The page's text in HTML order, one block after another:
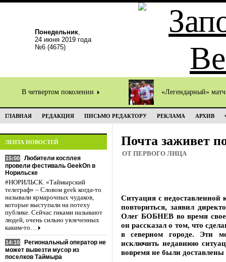
Понедельник,
24 июня 2019 года
№6 (4675)
В четвертом поколении «Легендарный»
ГЛАВНАЯ РЕДАКЦИЯ ПИСЬМО РЕДАКТОРУ РЕКЛАМА АРХИВ
ЛЕНТА НОВОСТЕЙ
15:00
Любители косплея
провели фестиваль GeekOn в
Норильске
#НОРИЛЬСК. «Таймырский
телеграф» – Словом geek когда-то
называли ярмарочных чудаков,
которые выступали на потеху
публике. Сейчас гиками называют
людей, очень сильно увлеченных
каким-то…
14:10
Региональный оператор не
может вывезти мусор из
поселков Таймыра
Почта заживет
ОТ ПЕРВОГО ЛИЦА
Ситуация с недоставленной
повториться, заявил
Олег БОБНЕВ во время
он рассказал о том, что
в северном городе. Эти
исключить недавнюю
вовремя не были доставлены